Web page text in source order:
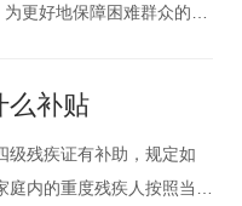
更好地保障困难群众的基
元增加到1000元，城乡
么补贴
级残疾证有补助，规定如
内的重度残疾人按照当地